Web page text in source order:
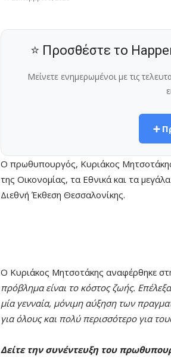
⭐ Προσθέστε το
Μείνετε ενημερωμένοι με τις
➕
O πρωθυπουργός, Κυριάκος
της Οικονομίας, τα Εθνικά και τα
Διεθνή Έκθεση Θεσσαλονίκης.
Ο Κυριάκος Μητσοτάκης αναφέρθηκε
πρόβλημα είναι το κόστος ζωής.
μία γενναία, μόνιμη αύξηση των
για όλους και πολύ περισσότερο για
Δείτε την συνέντευξη του